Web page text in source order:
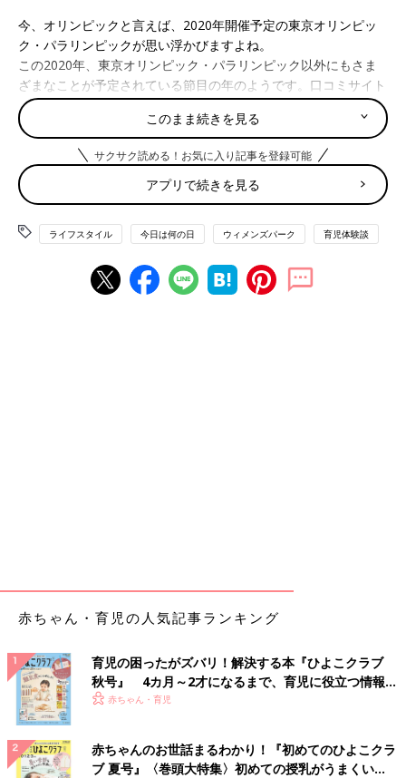
今、オリンピックと言えば、2020年開催予定の東京オリンピッ
ク・パラリンピックが思い浮かびますよね。
この2020年、東京オリンピック・パラリンピック以外にもさま
ざまなことが予定されている節目の年のようです。口コミサイト
『ウィメンズパーク』のママに2020年、気になるトピックを聞
いてみました。
こちらもおすすめ→ 2020年の大学入試改革！幼児のうちから身
につけたい「考える力」とは？
まずはみなさんの関心度も高い「東京オリンピック・パラリンピ
ック」について。
いよいよ観戦チケットの価格が発表になりました。
「体操、バスケ、スケートボードが見たいです。でも家族で行く
い…(ToT)」
「親子でファンクラブに入ってます。これから、and moreの申
し込みも始まるのに、ショックすぎる(T_T) そしてただいま受
験真っ最中の娘への影響が心配。。。なんで今なの(TT)」
受験にも影響しかねない嵐の活動休止。
2020年には教育改革が始動。受験や学習に関する大きな変化も
予定されています。
このまま続きを見る
サクサク読める！お気に入り記事を登録可能
アプリで続きを見る
ライフスタイル 今日は何の日 ウィメンズパーク 育児体験談
赤ちゃん・育児の人気記事ランキング
育児の困ったがズバリ！解決する本『ひよこクラブ
秋号』 4カ月～2才になるまで、育児に役立つ情報が
いっぱい！
赤ちゃん・育児
赤ちゃんのお世話まるわかり！『初めてのひよこクラ
ブ 夏号』〈巻頭大特集〉初めての授乳がうまくい